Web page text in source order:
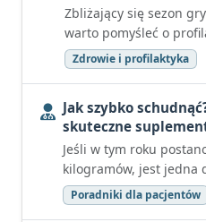
Zbliżający się sezon
warto pomyśleć o
Zdrowie i profilaktyka
Jak szybko
skuteczne
Jeśli w tym roku
kilogramów, jest jedna
Poradniki dla pacjentów